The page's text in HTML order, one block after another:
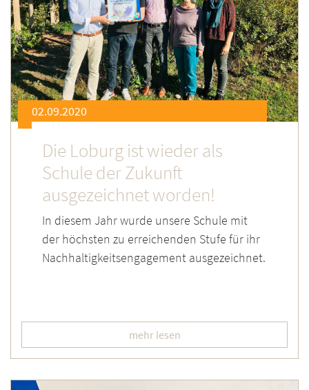
02.09.2020
Die Loburg ist wieder als
Schule der Zukunft
ausgezeichnet worden!
In diesem Jahr wurde unsere Schule mit
der höchsten zu erreichenden Stufe für ihr
Nachhaltigkeitsengagement ausgezeichnet.
mehr lesen